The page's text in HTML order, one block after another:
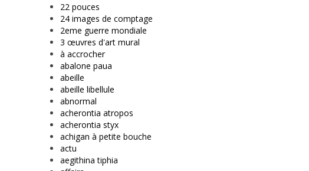
22 pouces
24 images de comptage
2eme guerre mondiale
3 œuvres d'art mural
à accrocher
abalone paua
abeille
abeille libellule
abnormal
acherontia atropos
acherontia styx
achigan à petite bouche
actu
aegithina tiphia